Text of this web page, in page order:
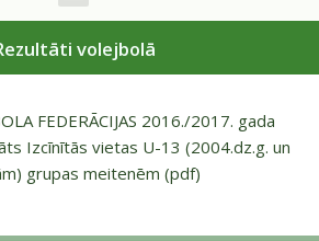
volejbolā
FEDERĀCIJAS 2016./2017. gada
Izcīnītās vietas U-13 (2004.dz.g. un
grupas meitenēm (pdf)